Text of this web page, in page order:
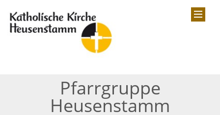
Pfarrgruppe
Heusenstamm